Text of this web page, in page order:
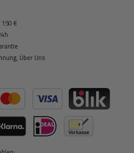
€
Über Uns
oder Debitkarte